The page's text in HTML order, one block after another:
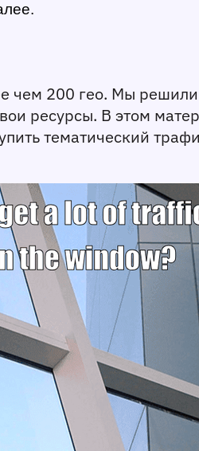
чем 200 гео. Мы
ресурсы. В этом
тематический